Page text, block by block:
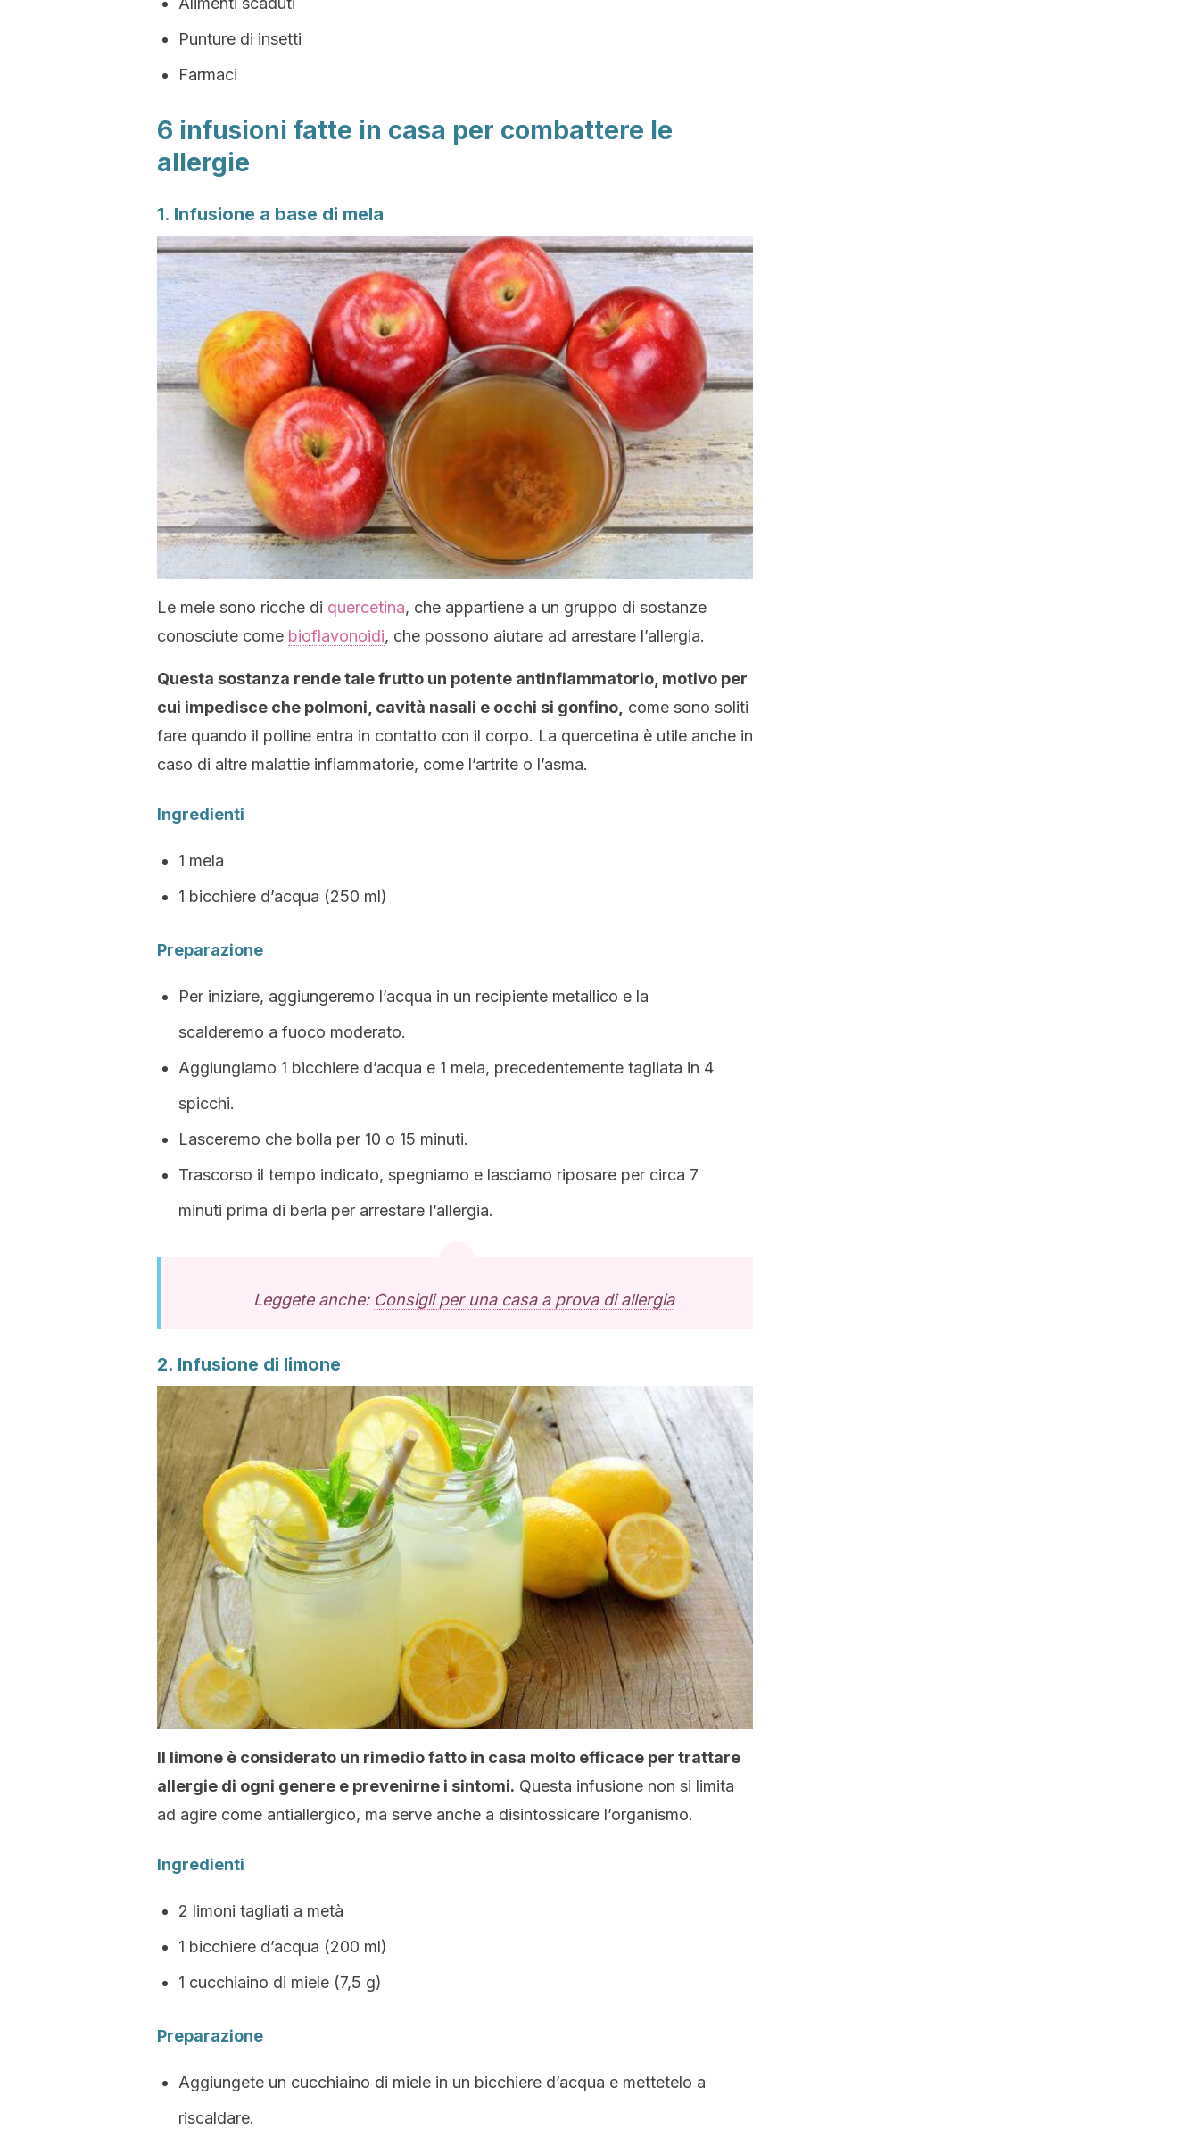
Punture di insetti
Farmaci
6 infusioni fatte in casa per combattere le
allergie
1. Infusione a base di mela
Le mele sono ricche di quercetina, che appartiene a un gruppo di sostanze
conosciute come bioflavonoidi, che possono aiutare ad arrestare l’allergia.
Questa sostanza rende tale frutto un potente antinfiammatorio, motivo per
cui impedisce che polmoni , cavità nasali e occhi si gonfino, come sono soliti
fare quando il polline entra in contatto con il corpo. La quercetina è utile anche in
caso di altre malattie infiammatorie, come l’artrite o l’asma.
Ingredienti
1 mela
1 bicchiere d’acqua (250 ml)
Preparazione
Per iniziare, aggiungeremo l’acqua in un recipiente metallico e la
scalderemo a fuoco moderato.
Aggiungiamo 1 bicchiere d’acqua e 1 mela, precedentemente tagliata in 4
spicchi.
Lasceremo che bolla per 10 o 15 minuti.
Trascorso il tempo indicato, spegniamo e lasciamo riposare per circa 7
minuti prima di berla per arrestare l’allergia.
Leggete anche: Consigli per una casa a prova di allergia
2. Infusione di limone
Il limone è considerato un rimedio fatto in casa molto efficace per trattare
allergie di ogni genere e prevenirne i sintomi. Questa infusione non si limita
ad agire come antiallergico, ma serve anche a disintossicare l’organismo.
Ingredienti
2 limoni tagliati a metà
1 bicchiere d’acqua (200 ml)
1 cucchiaino di miele (7,5 g)
Preparazione
Aggiungete un cucchiaino di miele in un bicchiere d’acqua e mettetelo a
riscaldare.